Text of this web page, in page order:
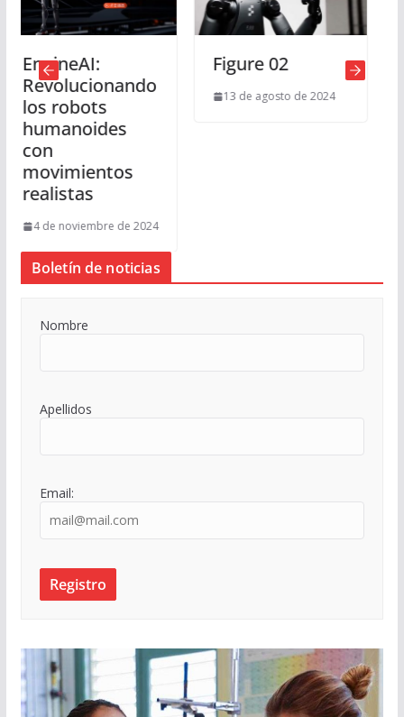
de 2024
13 de agosto de 2024
GPT4o,
análisis de
Boletín de noticias
Nombre
Apellidos
Email: